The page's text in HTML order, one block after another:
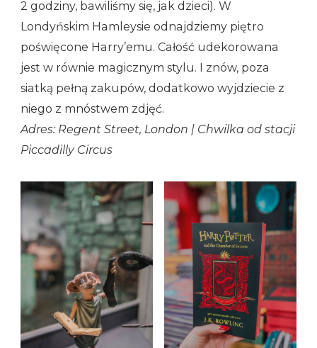
2 godziny, bawiliśmy się, jak dzieci). W
Londyńskim Hamleysie odnajdziemy piętro
poświęcone Harry’emu. Całość udekorowana
jest w równie magicznym stylu. I znów, poza
siatką pełną zakupów, dodatkowo wyjdziecie z
niego z mnóstwem zdjęć.
Adres: Regent Street, London | Chwilka od stacji
Piccadilly Circus